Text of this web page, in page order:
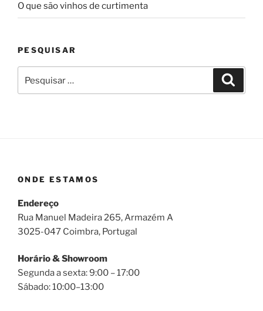
O que são vinhos de curtimenta
PESQUISAR
por:
ONDE ESTAMOS
Endereço
Rua Manuel Madeira 265, Armazém A
3025-047 Coimbra, Portugal
Horário & Showroom
Segunda a sexta: 9:00 – 17:00
Sábado: 10:00–13:00